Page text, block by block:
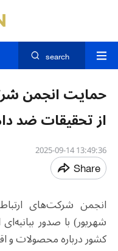
search
حمایت انجمن
از تحقیقات ضد
13:49:36 2025-09-14
Share
شهریور) با صدور
کشور درباره محصولات و